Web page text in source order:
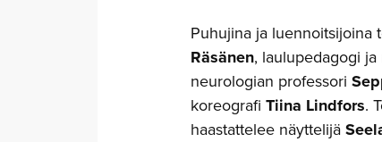
Puhujina ja luennoitsijoina
Räsänen, laulupedagogi
neurologian professori
koreografi Tiina Lindfors.
haastattelee näyttelijä